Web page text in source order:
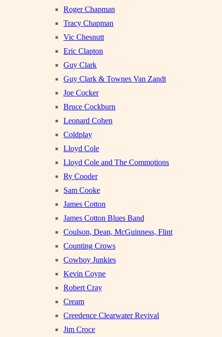
Roger Chapman
Tracy Chapman
Vic Chesnutt
Eric Clapton
Guy Clark
Guy Clark & Townes Van Zandt
Joe Cocker
Bruce Cockburn
Leonard Cohen
Coldplay
Lloyd Cole
Lloyd Cole and The Commotions
Ry Cooder
Sam Cooke
James Cotton
James Cotton Blues Band
Coulson, Dean, McGuinness, Flint
Counting Crows
Cowboy Junkies
Kevin Coyne
Robert Cray
Cream
Creedence Clearwater Revival
Jim Croce